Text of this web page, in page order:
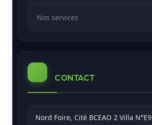
Nos services
CONTACT
Nord Foire, Cité BCEAO 2 Villa N°E9